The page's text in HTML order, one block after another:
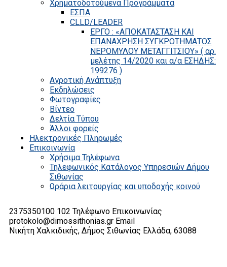
Χρηματοδοτούμενα Προγράμματα
ΕΣΠΑ
CLLD/LEADER
ΕΡΓΟ : «ΑΠΟΚΑΤΑΣΤΑΣΗ ΚΑΙ
ΕΠΑΝΑΧΡΗΣΗ ΣΥΓΚΡΟΤΗΜΑΤΟΣ
ΝΕΡΟΜΥΛΟΥ ΜΕΤΑΓΓΙΤΣΙΟΥ» ( αρ.
μελέτης 14/2020 και α/α ΕΣΗΔΗΣ:
199276 )
Αγροτική Ανάπτυξη
Εκδηλώσεις
Φωτογραφίες
Βίντεο
Δελτία Τύπου
Άλλοι φορείς
Ηλεκτρονικές Πληρωμές
Επικοινωνία
Χρήσιμα Τηλέφωνα
Τηλεφωνικός Κατάλογος Υπηρεσιών Δήμου
Σιθωνίας
Ωράρια λειτουργίας και υποδοχής κοινού
2375350100 102 Τηλέφωνο Επικοινωνίας
protokolo@dimossithonias.gr Email
Νικήτη Χαλκιδικής, Δήμος Σιθωνίας Ελλάδα, 63088